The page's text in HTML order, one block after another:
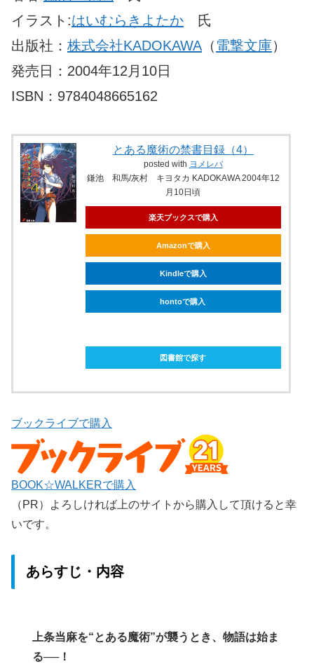
イラスト:はいむらきよたか 氏
出版社： 株式会社KADOKAWA （ 電撃文庫）
発売日：2004年12月10日
ISBN：9784048665162
とある魔術の禁書目録（4）
posted with ヨメレバ
鎌池 和馬/灰村 キヨタカ KADOKAWA 2004年12
月10日頃
楽天ブックスで購入
Amazonで購入
Kindleで購入
hontoで購入
図書館で探す
ブックライブで購入
BOOK☆WALKERで購入
（PR）よろしければ上のサイトから購入して頂けると幸
いです。
あらすじ・内容
上条当麻を“とある魔術”が襲うとき、物語は始ま
る──！